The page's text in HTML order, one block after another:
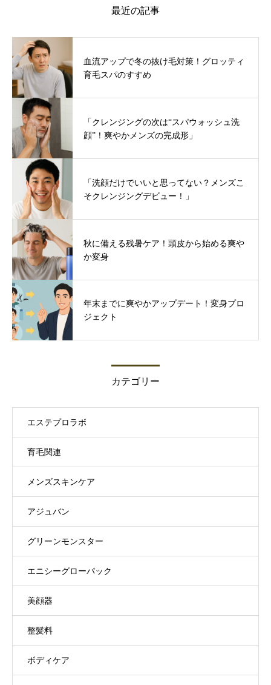
最近の記事
血流アップで冬の抜け毛対策！グロッティ
育毛スパのすすめ
「クレンジングの次は“スパウォッシュ洗
顔”！爽やかメンズの完成形」
「洗顔だけでいいと思ってない？メンズこ
そクレンジングデビュー！」
秋に備える残暑ケア！頭皮から始める爽や
か変身
年末までに爽やかアップデート！変身プロ
ジェクト
カテゴリー
エステプロラボ
育毛関連
メンズスキンケア
アジュバン
グリーンモンスター
エニシーグローパック
美顔器
整髪料
ボディケア